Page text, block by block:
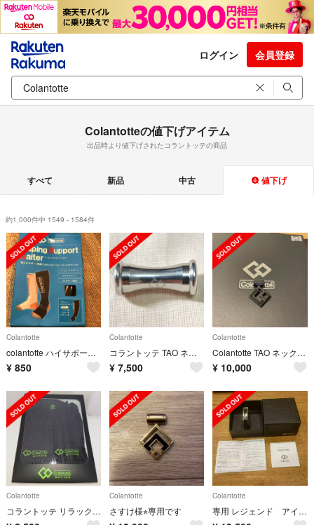
ログイン 会員登録
Colantotteの値下げアイテム
出品時より値下げされたコラントッテの商品
すべて 新品 中古 値下げ
約1,000件中 1549 - 1584件
Colantotte
colantotte ハイサポートゲイター 湘南乃風様専用
¥ 850
Colantotte
コラントッテ TAO ネックレス RAFFI シルバー
¥ 7,500
Colantotte
Colantotte TAO ネックレス
¥ 10,000
Colantotte
コラントッテ リラックスインナー
Colantotte
さすけ様⭐︎専用です
Colantotte
専用 レジェンド アイアンマン アベンジャーズ コラントッ